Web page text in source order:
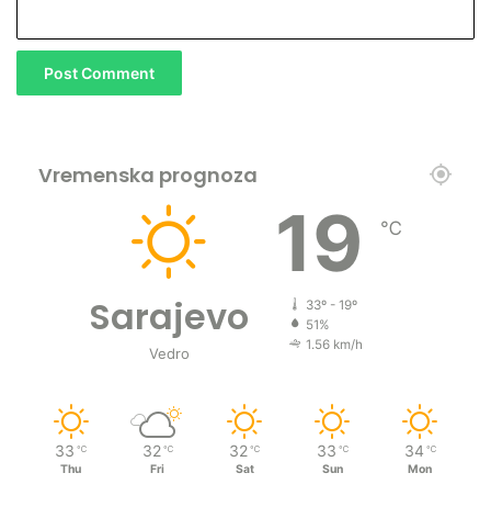
Vremenska prognoza
Sarajevo
Vedro
19 ℃
33º - 19º
51%
1.56 km/h
33 ℃
Thu
32 ℃
Fri
32 ℃
Sat
33 ℃
Sun
34 ℃
Mon